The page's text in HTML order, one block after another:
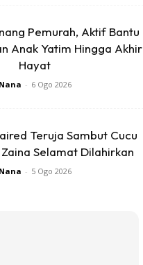
Pemurah, Aktif Bantu
Anak Yatim Hingga Akhir
Hayat
Nana - 6 Ogo 2026
Teruja Sambut Cucu
Selamat Dilahirkan
Nana - 5 Ogo 2026